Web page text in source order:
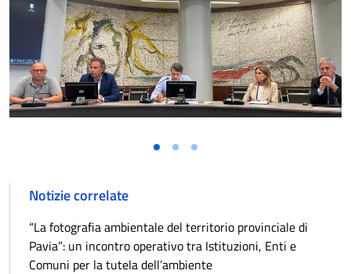
Notizie correlate
“La fotografia ambientale del territorio provinciale di
Pavia”: un incontro operativo tra Istituzioni, Enti e
Comuni per la tutela dell’ambiente